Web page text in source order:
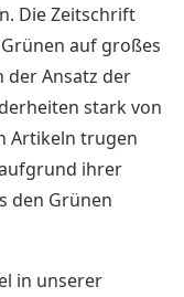
Die Zeitschrift
auf großes
der Ansatz der
stark von
Artikeln trugen
ihrer
den Grünen
in unserer